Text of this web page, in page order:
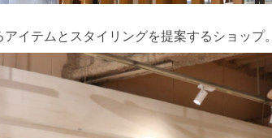
イテムとスタイリングを提案するショップ。